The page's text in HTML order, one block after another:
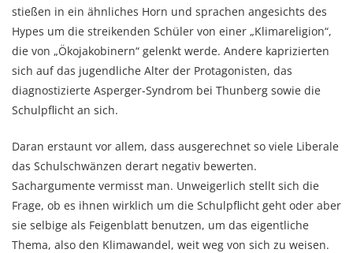
stießen in ein ähnliches Horn und sprachen angesichts des
Hypes um die streikenden Schüler von einer „Klimareligion“,
die von „Ökojakobinern“ gelenkt werde. Andere kaprizierten
sich auf das jugendliche Alter der Protagonisten, das
diagnostizierte Asperger-Syndrom bei Thunberg sowie die
Schulpflicht an sich.
Daran erstaunt vor allem, dass ausgerechnet so viele Liberale
das Schulschwänzen derart negativ bewerten.
Sachargumente vermisst man. Unweigerlich stellt sich die
Frage, ob es ihnen wirklich um die Schulpflicht geht oder aber
sie selbige als Feigenblatt benutzen, um das eigentliche
Thema, also den Klimawandel, weit weg von sich zu weisen.